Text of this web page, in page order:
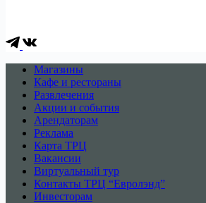
Магазины
Кафе и рестораны
Развлечения
Акции и события
Арендаторам
Реклама
Карта ТРЦ
Вакансии
Виртуальный тур
Контакты ТРЦ “Евролэнд”
Инвесторам